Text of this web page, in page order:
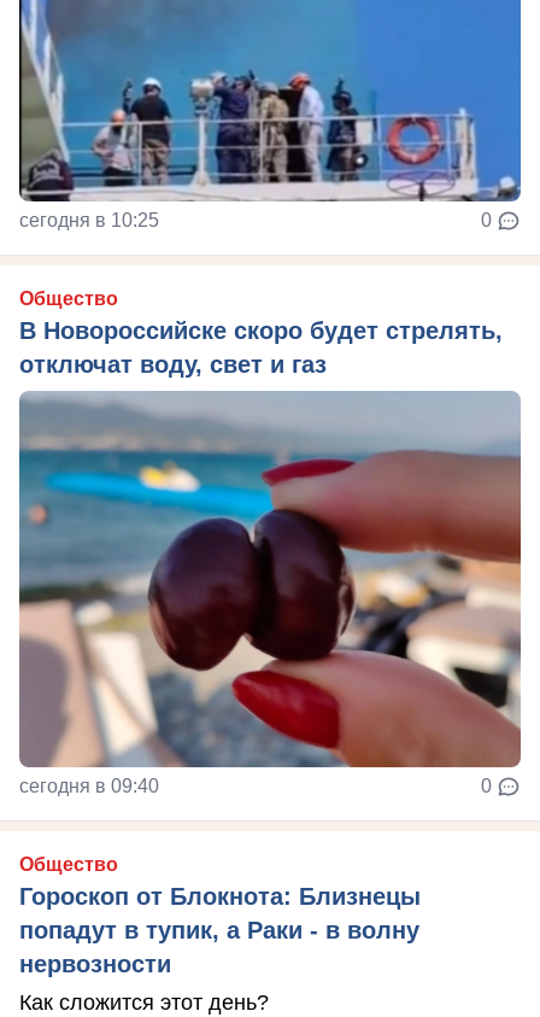
сегодня в 10:25 0
Общество
В Новороссийске скоро будет стрелять,
отключат воду, свет и газ
сегодня в 09:40 0
Общество
Гороскоп от Блокнота: Близнецы
попадут в тупик, а Раки - в волну
нервозности
Как сложится этот день?